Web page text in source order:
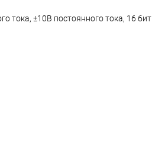
тока, ±10В постоянного тока, 16 бит